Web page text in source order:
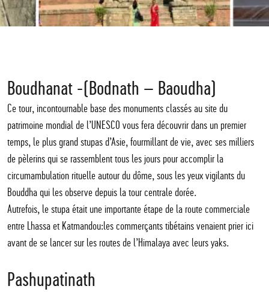
Boudhanat -(Bodnath – Baoudha)
Ce tour, incontournable base des monuments classés au site du
patrimoine mondial de l’UNESCO vous fera découvrir dans un premier
temps, le plus grand stupas d’Asie, fourmillant de vie, avec ses milliers
de pèlerins qui se rassemblent tous les jours pour accomplir la
circumambulation rituelle autour du dôme, sous les yeux vigilants du
Bouddha qui les observe depuis la tour centrale dorée.
Autrefois, le stupa était une importante étape de la route commerciale
entre Lhassa et Katmandou:les commerçants tibétains venaient prier ici
avant de se lancer sur les routes de l’Himalaya avec leurs yaks.
Pashupatinath